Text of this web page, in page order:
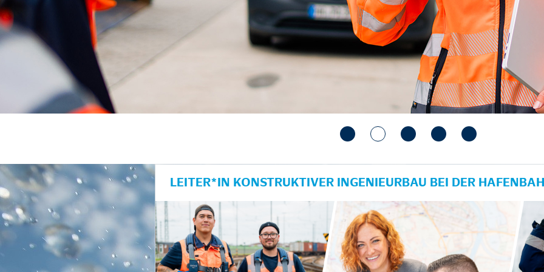
anzeigen/schließen
LEITER*IN KONSTRUKTIVER INGENIEURBAU BEI DER